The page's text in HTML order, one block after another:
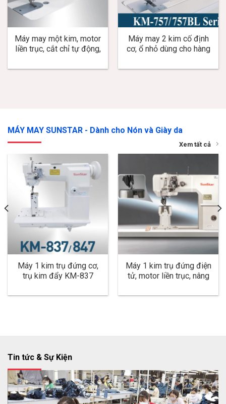
Máy may một kim, motor
liền trục, cắt chỉ tự động,
chỉ dưới ngắn dùng cho
Máy may 2 kim cố định
cơ, ổ nhỏ dùng cho hàng
757
MÁY MAY SUNSTAR - Dành cho Nón và Giày da
Xem tất cả
Máy 1 kim trụ đứng cơ,
trụ kim đẩy KM-837
Máy 1 kim trụ đứng điện
tử, motor liền trục, nâng
bánh xe, dùng cho may
Tin tức & Sự Kiện